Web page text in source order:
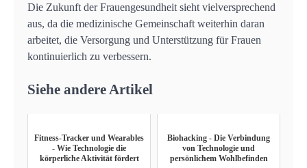
Die Zukunft der Frauengesundheit sieht vielversprechend
aus, da die medizinische Gemeinschaft weiterhin daran
arbeitet, die Versorgung und Unterstützung für Frauen
kontinuierlich zu verbessern.
Siehe andere Artikel
Fitness-Tracker und Wearables
- Wie Technologie die
körperliche Aktivität fördert
Biohacking - Die Verbindung
von Technologie und
persönlichem Wohlbefinden